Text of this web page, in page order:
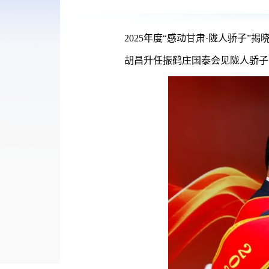
2025年度“感动甘肃·陇人骄子”揭
胡昌升任振鹤庄国泰会见陇人骄子